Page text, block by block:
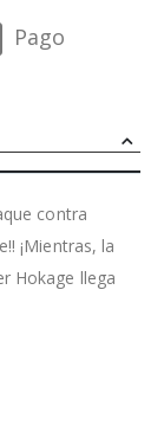
Pago
contra
¡Mientras, la
Hokage llega